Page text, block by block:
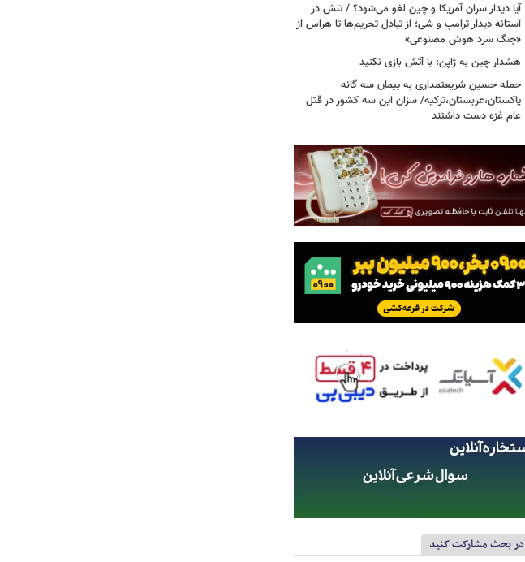
آیا دیدار سران آمریکا و چین لغو می‌شود؟ / تنش در
آستانه دیدار ترامپ و شی؛ از تبادل تحریم‌ها تا هراس از
«جنگ سرد هوش مصنوعی»
هشدار چین به ژاپن: با آتش بازی نکنید
حمله حسین شریعتمداری به پیمان سه گانه
پاکستان،عربستان،ترکیه/ سزان این سه کشور در قتل
عام غزه دست داشتند
در بحث مشارکت کنید